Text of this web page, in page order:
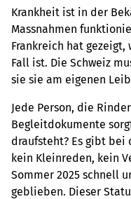
Krankheit ist in der
Massnahmen
Frankreich hat
Fall ist. Die Schweiz
sie sie am eigenen
Jede Person, die
Begleitdokumente
draufsteht? Es gibt bei
kein Kleinreden, kein
Sommer 2025 schnell
geblieben. Dieser